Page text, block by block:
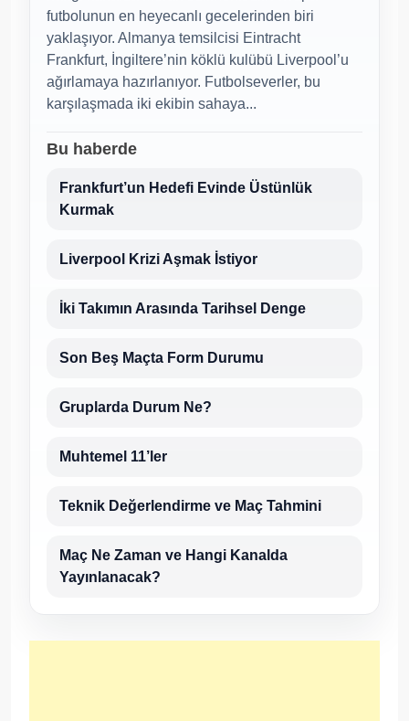
futbolunun en heyecanlı gecelerinden biri
yaklaşıyor. Almanya temsilcisi Eintracht
Frankfurt, İngiltere’nin köklü kulübü Liverpool’u
ağırlamaya hazırlanıyor. Futbolseverler, bu
karşılaşmada iki ekibin sahaya...
Bu haberde
Frankfurt’un Hedefi Evinde Üstünlük
Kurmak
Liverpool Krizi Aşmak İstiyor
İki Takımın Arasında Tarihsel Denge
Son Beş Maçta Form Durumu
Gruplarda Durum Ne?
Muhtemel 11’ler
Teknik Değerlendirme ve Maç Tahmini
Maç Ne Zaman ve Hangi Kanalda
Yayınlanacak?